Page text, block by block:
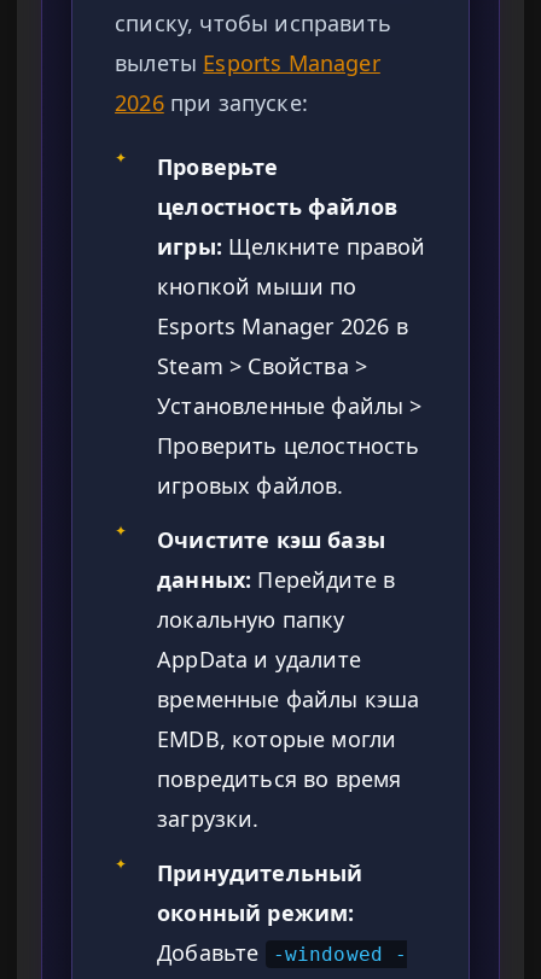
списку, чтобы исправить
вылеты Esports Manager
2026при запуске:
✦
Проверьте
целостность файлов
игры: Щелкните правой
кнопкой мыши по
Esports Manager 2026 в
Steam > Свойства >
Установленные файлы >
Проверить целостность
игровых файлов.
✦
Очистите кэш базы
данных: Перейдите в
локальную папку
AppData и удалите
временные файлы кэша
EMDB, которые могли
повредиться во время
загрузки.
✦
Принудительный
оконный режим:
Добавьте
-windowed -